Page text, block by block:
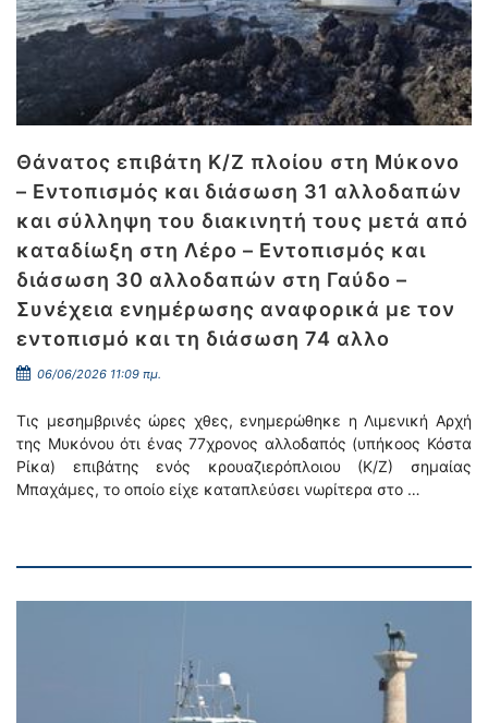
Θάνατος επιβάτη Κ/Ζ πλοίου στη Μύκονο
– Εντοπισμός και διάσωση 31 αλλοδαπών
και σύλληψη του διακινητή τους μετά από
καταδίωξη στη Λέρο – Εντοπισμός και
διάσωση 30 αλλοδαπών στη Γαύδο –
Συνέχεια ενημέρωσης αναφορικά με τον
εντοπισμό και τη διάσωση 74 αλλο
06/06/2026 11:09 πμ.
Τις μεσημβρινές ώρες χθες, ενημερώθηκε η Λιμενική Αρχή
της Μυκόνου ότι ένας 77χρονος αλλοδαπός (υπήκοος Κόστα
Ρίκα) επιβάτης ενός κρουαζιερόπλοιου (Κ/Ζ) σημαίας
Μπαχάμες, το οποίο είχε καταπλεύσει νωρίτερα στο …